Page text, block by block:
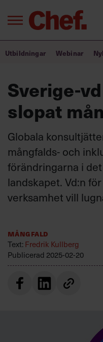
Annonsera
Om oss
Villkor och policy för
efter:
Bra ledare
Utbildning
Populära
Utbildningar Webinar
Sverige-
slopat
Globala
mångfalds- och
förändringarna i
landskapet. Vd:n
verksamhet vill
Mångfald
Text:Fredrik Kullberg
Publicerad 2025-02-20